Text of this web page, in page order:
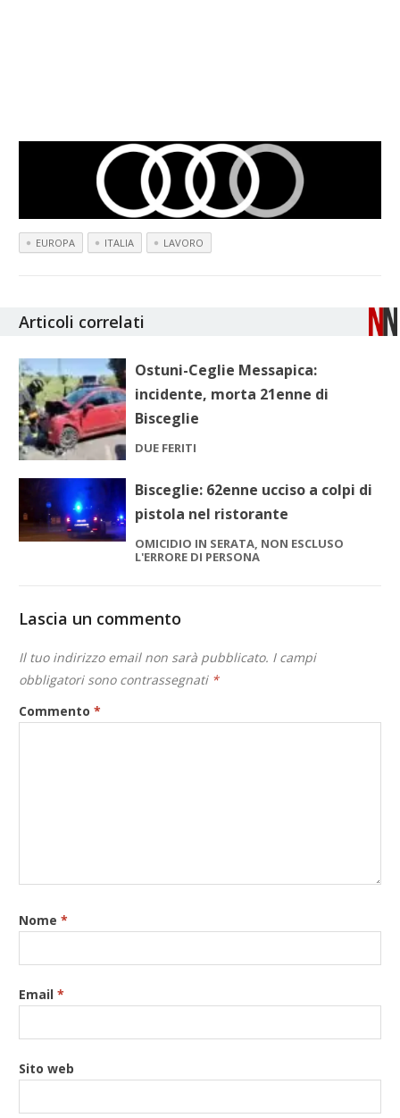
EUROPA ITALIA LAVORO
Articoli correlati
Ostuni-Ceglie Messapica:
incidente, morta 21enne di
Bisceglie
DUE FERITI
Bisceglie: 62enne ucciso a colpi di
pistola nel ristorante
OMICIDIO IN SERATA, NON ESCLUSO
L'ERRORE DI PERSONA
Lascia un commento
Il tuo indirizzo email non sarà pubblicato. I campi
obbligatori sono contrassegnati *
Commento*
Nome*
Email*
Sito web